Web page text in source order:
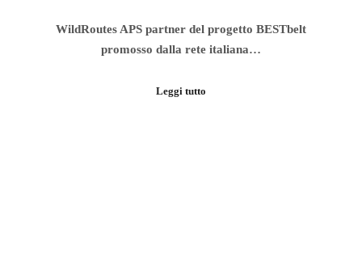
WildRoutes APS partner del progetto BESTbelt
promosso dalla rete italiana…
Leggi tutto